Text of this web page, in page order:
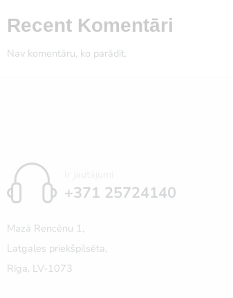
Recent Komentāri
Nav komentāru, ko parādīt.
+371 25724140
Mazā Rencēnu 1,
Latgales priekšpilsēta,
Rīga, LV-1073